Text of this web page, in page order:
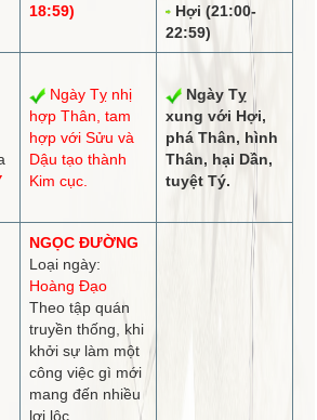
18:59)
Hợi (21:00-
22:59)
Ngày Tỵ nhị
hợpThân, tam
hợpvới Sửu và
Dậu tạo thành
Kim cục.
Ngày Tỵ
xung với Hợi,
pháThân, hình
Thân, hại Dần,
tuyệtTý.
NGỌC ĐƯỜNG
Loại ngày:
Hoàng Đạo
Theo tập quán
truyền thống, khi
khởi sự làm một
công việc gì mới
mang đến nhiều
lợi lộc